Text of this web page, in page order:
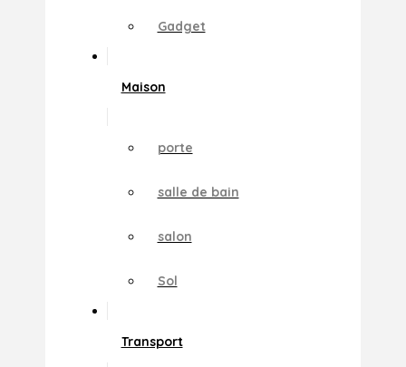
Gadget
Maison
porte
salle de bain
salon
Sol
Transport